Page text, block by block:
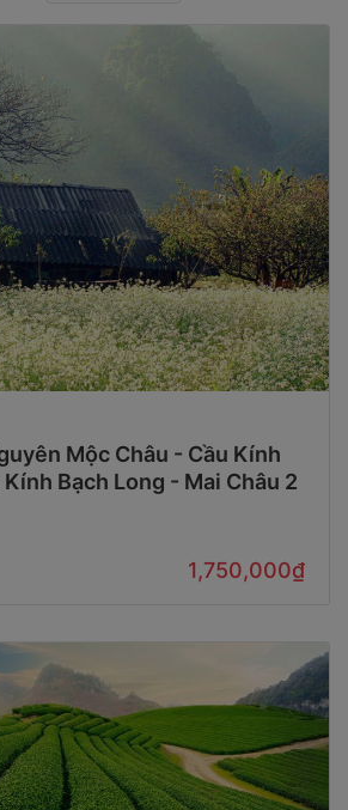
Mộc Châu - Cầu Kính
Bạch Long - Mai Châu 2
1,750,000₫